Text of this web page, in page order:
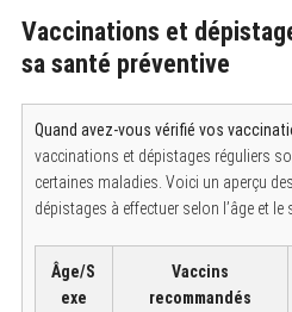
Vaccinations et
sa santé préventive
Quand avez-vous vérifié vos
vaccinations et dépistages réguliers
certaines maladies. Voici un aperçu
dépistages à effectuer selon l’âge et le
Âge/S
exe
Vaccins
recommandés